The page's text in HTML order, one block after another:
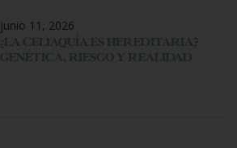
junio 11, 2026
¿LA CELIAQUÍA ES HEREDITARIA?
GENÉTICA, RIESGO Y REALIDAD